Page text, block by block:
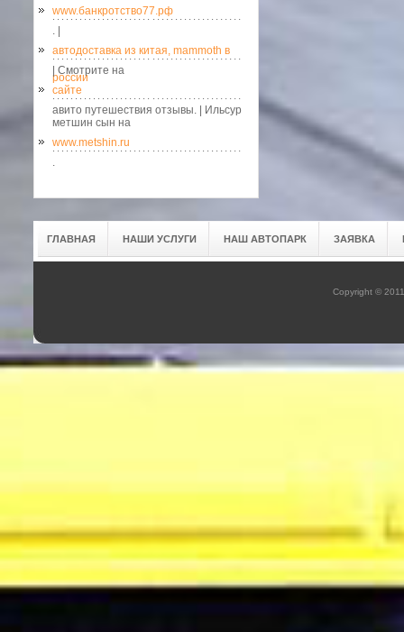
www.банкротство77.рф
. |
автодоставка из китая, mammoth в
россии
| Смотрите на
сайте
авито путешествия отзывы. | Ильсур
метшин сын на
www.metshin.ru
.
ГЛАВНАЯ НАШИ УСЛУГИ НАШ АВТОПАРК ЗАЯВКА
Copyright ©